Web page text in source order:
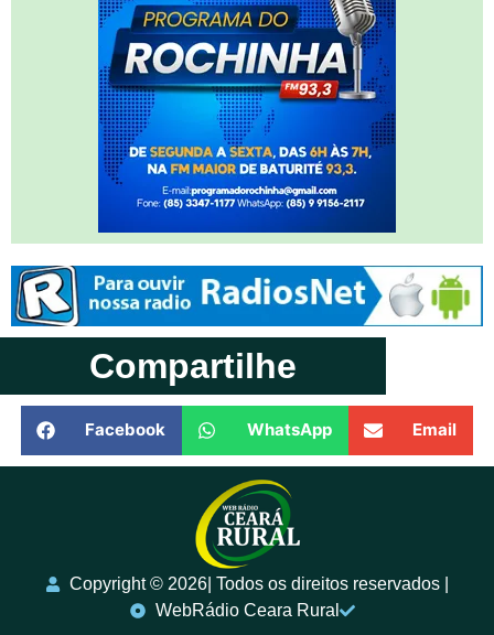
Compartilhe
Facebook WhatsApp Email
Copyright ©️ 2026| Todos os direitos reservados |
WebRádio Ceara Rural